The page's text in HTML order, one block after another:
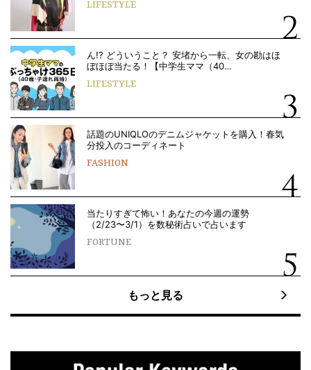
LIFESTYLE
ん!? どういうこと？ 安堵から一転、女の勘はほ
ぼほぼ当たる！【中学生ママ（40…
LIFESTYLE
話題のUNIQLOのデニムジャケットを購入！春気
分投入のコーディネート
FASHION
当たりすぎて怖い！あなたの今週の運勢
（2/23〜3/1）を数秘術占いで占います
FORTUNE
もっと見る